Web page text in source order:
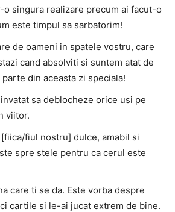
o singura realizare precum ai facut-o
este timpul sa sarbatorim!
de oameni in spatele vostru, care
cand absolviti si suntem atat de
din aceasta zi speciala!
sa deblocheze orice usi pe
viitor.
fiul nostru] dulce, amabil si
spre stele pentru ca cerul este
care ti se da. Este vorba despre
cartile si le-ai jucat extrem de bine.